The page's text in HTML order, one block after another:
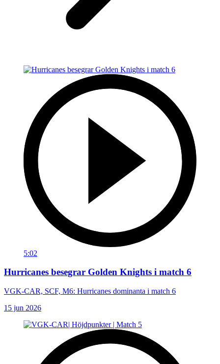
5:02
Hurricanes besegrar Golden Knights i match 6
VGK-CAR, SCF, M6: Hurricanes dominanta i match 6
15 jun 2026